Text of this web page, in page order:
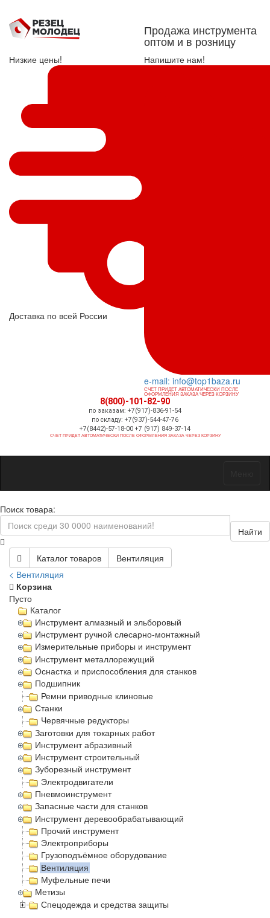
Продажа инструмента
оптом и в розницу
Низкие цены!
Доставка по всей России
Напишите нам!
e-mail: info@top1baza.ru
СЧЕТ ПРИДЕТ АВТОМАТИЧЕСКИ ПОСЛЕ
ОФОРМЛЕНИЯ ЗАКАЗА ЧЕРЕЗ КОРЗИНУ
8(800)-101-82-90
по заказам: +7(917)-836-91-54
по складу: +7(937)-544-47-76
+7(8442)-57-18-00 +7 (917) 849-37-14
СЧЕТ ПРИДЕТ АВТОМАТИЧЕСКИ ПОСЛЕ ОФОРМЛЕНИЯ ЗАКАЗА ЧЕРЕЗ КОРЗИНУ
Поиск товара:
Найти
Каталог товаров
Вентиляция
< Вентиляция
Корзина
Пусто
Каталог
Инструмент алмазный и эльборовый
Инструмент ручной слесарно-монтажный
Измерительные приборы и инструмент
Инструмент металлорежущий
Оснастка и приспособления для станков
Подшипник
Ремни приводные клиновые
Станки
Червячные редукторы
Заготовки для токарных работ
Инструмент абразивный
Инструмент строительный
Зуборезный инструмент
Электродвигатели
Пневмоинструмент
Запасные части для станков
Инструмент деревообрабатывающий
Прочий инструмент
Электроприборы
Грузоподъёмное оборудование
Вентиляция
Муфельные печи
Метизы
Спецодежда и средства защиты